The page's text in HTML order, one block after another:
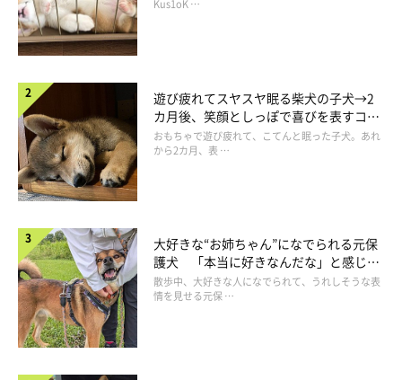
長！
Kus1oK …
遊び疲れてスヤスヤ眠る柴犬の子犬→2
カ月後、笑顔としっぽで喜びを表すコに
成長！
おもちゃで遊び疲れて、こてんと眠った子犬。あれ
から2カ月、表 …
大好きな“お姉ちゃん”になでられる元保
護犬 「本当に好きなんだな」と感じる
表情にほっこり
散歩中、大好きな人になでられて、うれしそうな表
情を見せる元保 …